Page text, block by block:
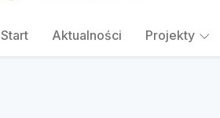
Start Aktualności Projekty